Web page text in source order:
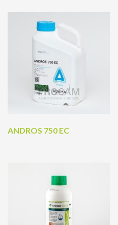
ANDROS 750 EC